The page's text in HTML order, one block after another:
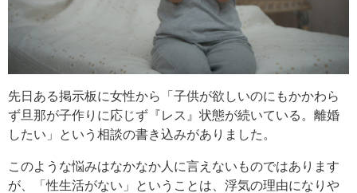
先日ある掲示板に女性から「子供が欲しいのにもかかわら
ず旦那が子作りに応じず『レス』状態が続いている。離婚
したい」という相談の書き込みがありました。
このような悩みはなかなか人に言えないものではあります
が、「性生活がない」ということは、浮気の理由になりや